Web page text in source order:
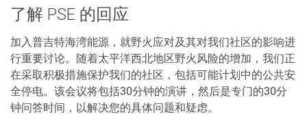
了解 PSE 的回应
加入普吉特海湾能源，就野火应对及其对我们社区的影响进
行重要讨论。随着太平洋西北地区野火风险的增加，我们正
在采取积极措施保护我们的社区，包括可能计划中的公共安
全停电。该会议将包括30分钟的演讲，然后是专门的30分
钟问答时间，以解决您的具体问题和疑虑。